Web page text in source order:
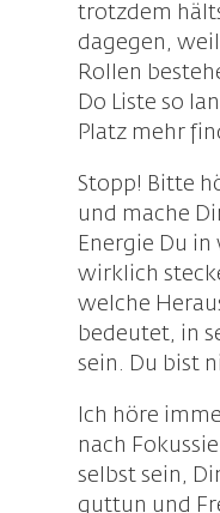
trotzdem
dagegen,
Rollen
Do Liste so
Platz mehr
Stopp! Bitte
und mache
Energie Du
wirklich
welche
bedeutet, in
sein. Du bist
Ich höre
nach
selbst sein,
guttun und